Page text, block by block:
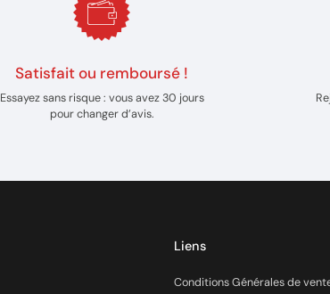
Satisfait ou remboursé !
Essayez sans risque : vous avez 30 jours
pour changer d’avis.
Liens
Conditions Générales de